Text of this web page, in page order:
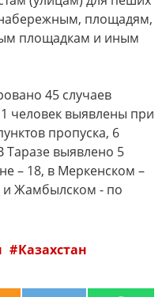
площадям,
площадкам и иным
45 случаев
человек выявлены при
пропуска, 6
Таразе выявлено 5
– 18, в Меркенском –
Жамбылском - по
Казахстан